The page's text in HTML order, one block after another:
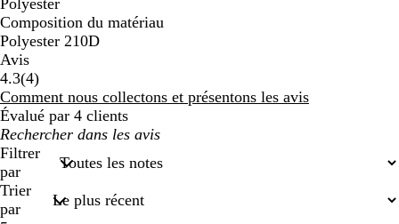
Polyester
Composition du matériau
Polyester 210D
Avis
4.3(44
avis
)
Comment nous collectons et présentons les avis
Évalué par 4 clients
Mes
recherches
saisies
Filtrer
par
Trier
par